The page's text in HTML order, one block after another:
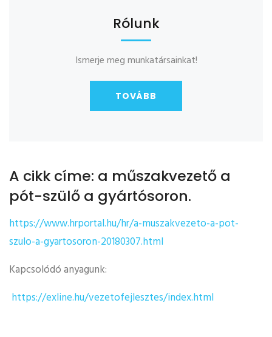
Rólunk
Ismerje meg munkatársainkat!
TOVÁBB
A cikk címe: a műszakvezető a
pót-szülő a gyártósoron.
https://www.hrportal.hu/hr/a-muszakvezeto-a-pot-
szulo-a-gyartosoron-20180307.html
Kapcsolódó anyagunk:
https://exline.hu/vezetofejlesztes/index.html